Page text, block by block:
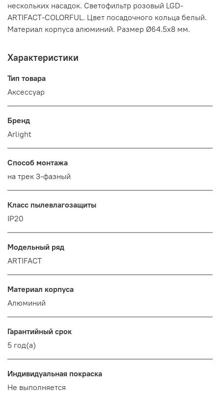
нескольких насадок. Светофильтр розовый LGD-
ARTIFACT-COLORFUL. Цвет посадочного кольца белый.
Материал корпуса алюминий. Размер Ø64.5x8 мм.
Характеристики
Тип товара
Аксессуар
Бренд
Arlight
Способ монтажа
на трек 3-фазный
Класс пылевлагозащиты
IP20
Модельный ряд
ARTIFACT
Материал корпуса
Алюминий
Гарантийный срок
5 год(а)
Индивидуальная покраска
Не выполняется